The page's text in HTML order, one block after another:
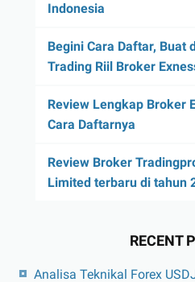
Indonesia
Begini Cara Daftar, Buat
Trading Riil Broker
Review Lengkap Broker
Cara Daftarnya
Review Broker
Limited terbaru di tahun
RECENT
Analisa Teknikal Forex